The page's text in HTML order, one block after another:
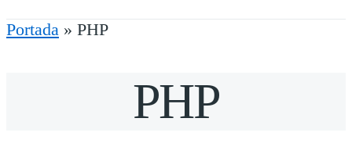
Portada » PHP
PHP